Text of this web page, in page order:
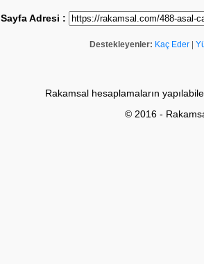
Sayfa Adresi :
Destekleyenler: Kaç Eder
Rakamsal hesaplamaların
© 2016 -